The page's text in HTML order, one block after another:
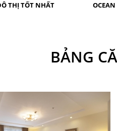
THỊ TỐT NHẤT
BẢNG